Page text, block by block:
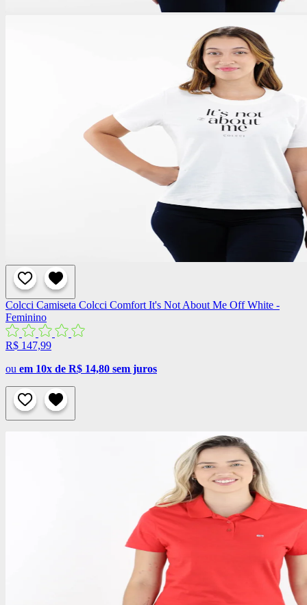
Colcci Camiseta Colcci Comfort It's Not About Me Off White -
Feminino
R$ 147,99
ou em 10x de R$ 14,80 sem juros